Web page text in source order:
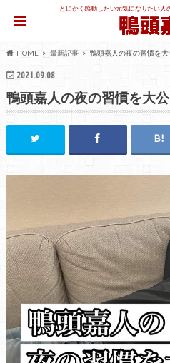
とにかく感動したい元気になりたい人
HOME 最新記事 鴨頭嘉人の夜の習慣を大
2021.09.08
鴨頭嘉人の夜の習慣を大